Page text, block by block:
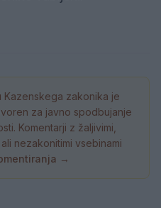
Kazenskega zakonika je
za javno spodbujanje
Komentarji z žaljivimi,
nezakonitimi vsebinami
→